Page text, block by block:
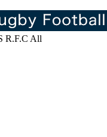
R.F.C All